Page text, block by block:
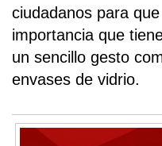
ciudadanos para
importancia que
un sencillo gesto
envases de vidrio.